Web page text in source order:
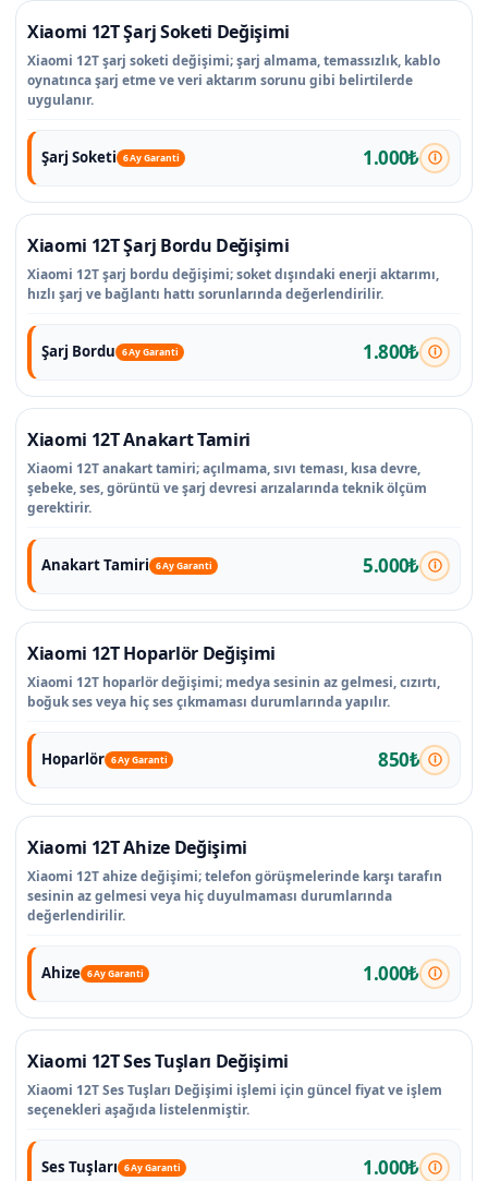
Xiaomi 12T Şarj Soketi Değişimi
Xiaomi 12T şarj soketi değişimi; şarj almama, temassızlık, kablo
oynatınca şarj etme ve veri aktarım sorunu gibi belirtilerde
uygulanır.
Şarj Soketi 6 Ay Garanti 1.000₺
Xiaomi 12T Şarj Bordu Değişimi
Xiaomi 12T şarj bordu değişimi; soket dışındaki enerji aktarımı,
hızlı şarj ve bağlantı hattı sorunlarında değerlendirilir.
Şarj Bordu 6 Ay Garanti 1.800₺
Xiaomi 12T Anakart Tamiri
Xiaomi 12T anakart tamiri; açılmama, sıvı teması, kısa devre,
şebeke, ses, görüntü ve şarj devresi arızalarında teknik ölçüm
gerektirir.
Anakart Tamiri 6 Ay Garanti 5.000₺
Xiaomi 12T Hoparlör Değişimi
Xiaomi 12T hoparlör değişimi; medya sesinin az gelmesi, cızırtı,
boğuk ses veya hiç ses çıkmaması durumlarında yapılır.
Hoparlör 6 Ay Garanti 850₺
Xiaomi 12T Ahize Değişimi
Xiaomi 12T ahize değişimi; telefon görüşmelerinde karşı tarafın
sesinin az gelmesi veya hiç duyulmaması durumlarında
değerlendirilir.
Ahize 6 Ay Garanti 1.000₺
Xiaomi 12T Ses Tuşları Değişimi
Xiaomi 12T Ses Tuşları Değişimi işlemi için güncel fiyat ve işlem
seçenekleri aşağıda listelenmiştir.
Ses Tuşları 6 Ay Garanti 1.000₺